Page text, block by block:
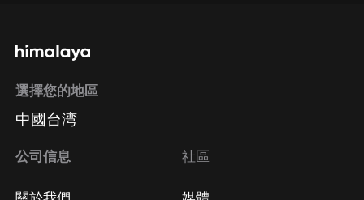
選擇您的地區
中國台湾
公司信息 社區